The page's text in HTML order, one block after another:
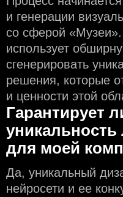
и генерации
со сферой
использует
сгенерировать
решения, которые
и ценности этой
Гарантирует
уникальность
для моей
Да, уникальный
нейросети и еe